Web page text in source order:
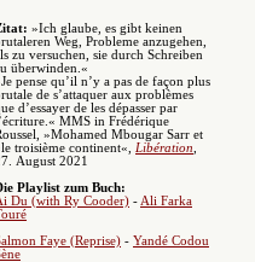
»Ich glaube, es gibt keinen
Weg, Probleme anzugehen,
zu versuchen, sie durch Schreiben
überwinden.«
Je pense qu’il n’y a pas de façon plus
de s’attaquer aux problèmes
d’essayer de les dépasser par
MMS in Frédérique
»Mohamed Mbougar Sarr et
troisième continent«, Libération
August 2021
Playlist zum Buch:
Du (with Ry Cooder) - Ali Farka
Faye (Reprise) - Yandé Codou